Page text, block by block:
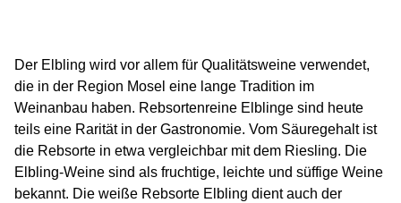
Der Elbling wird vor allem für Qualitätsweine verwendet,
die in der Region Mosel eine lange Tradition im
Weinanbau haben. Rebsortenreine Elblinge sind heute
teils eine Rarität in der Gastronomie. Vom Säuregehalt ist
die Rebsorte in etwa vergleichbar mit dem Riesling. Die
Elbling-Weine sind als fruchtige, leichte und süffige Weine
bekannt. Die weiße Rebsorte Elbling dient auch der